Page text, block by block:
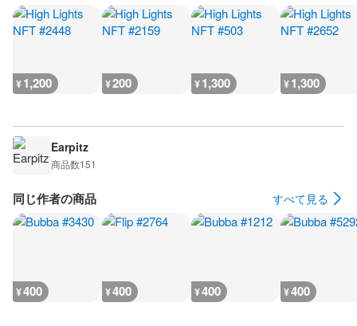
¥1,200 ¥200 ¥1,300 ¥1,300
Earpitz
商品数151
同じ作者の商品 すべて見る
¥400 ¥400 ¥400 ¥400